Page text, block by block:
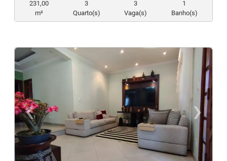
231,00
m²
3
Quarto(s)
3
Vaga(s)
1
Banho(s)
‹
Previous
›